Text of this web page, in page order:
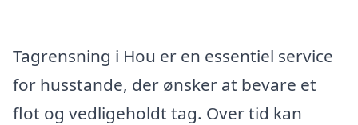
Tagrensning i Hou er en essentiel service
for husstande, der ønsker at bevare et
flot og vedligeholdt tag. Over tid kan